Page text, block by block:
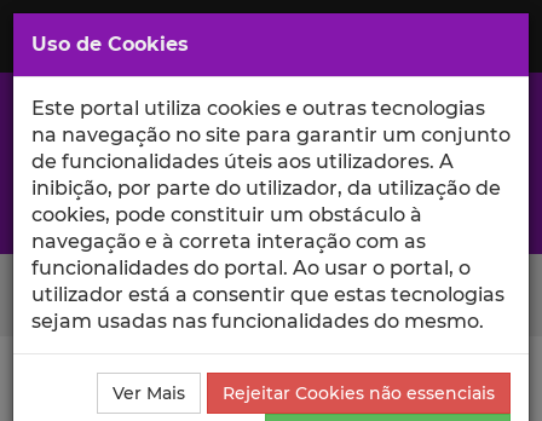
Saltar
para
Conteúdo
Principal
A excelência da investigação e ciência no Iscte
Search Button
Ciência_Iscte Autores Filipe Nunes
Produções
Científicas e Citações
Uso de Cookies
Este portal utiliza cookies e outras tecnologias
na navegação no site para garantir um conjunto
de funcionalidades úteis aos utilizadores. A
inibição, por parte do utilizador, da utilização de
cookies, pode constituir um obstáculo à
navegação e à correta interação com as
funcionalidades do portal. Ao usar o portal, o
utilizador está a consentir que estas tecnologias
sejam usadas nas funcionalidades do mesmo.
Ver Mais
Rejeitar Cookies não essenciais